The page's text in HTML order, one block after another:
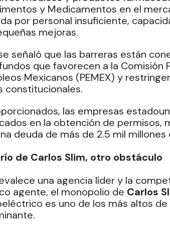
y Medicamentos en el
por personal insuficiente,
mejoras.
señaló que las barreras están
que favorecen a la Comisión
Mexicanos (PEMEX) y
constitucionales.
las empresas
en la obtención de permisos,
deuda de más de 2.5 mil millones
de Carlos Slim, otro obstáculo
una agencia líder y la
agente, el monopolio de Carlos
es uno de los más altos de